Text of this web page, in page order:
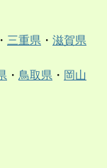
・ 三重県 ・ 滋賀県
・ 鳥取県 ・ 岡山